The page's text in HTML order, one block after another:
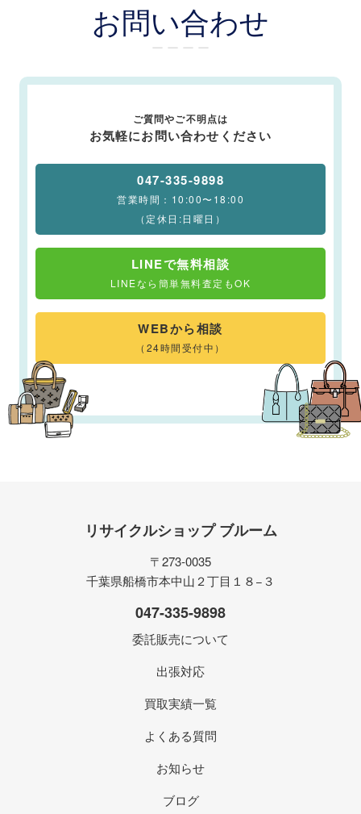
お問い合わせ
ー ー ー ー
ご質問やご不明点は
お気軽にお問い合わせください
047-335-9898
営業時間：10:00〜18:00
（定休日:日曜日）
LINEで無料相談
LINEなら簡単無料査定もOK
WEBから相談
（24時間受付中）
リサイクルショップ ブルーム
〒273-0035
千葉県船橋市本中山２丁目１８−３
047-335-9898
委託販売について
出張対応
買取実績一覧
よくある質問
お知らせ
ブログ